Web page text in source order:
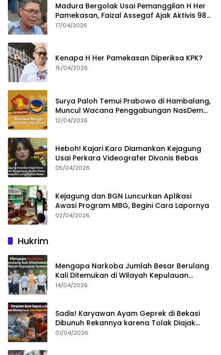
Madura Bergolak Usai Pemanggilan H Her
Pamekasan, Faizal Assegaf Ajak Aktivis 98
Bongkar Permainan KPK
17/04/2026
Kenapa H Her Pamekasan Diperiksa KPK?
15/04/2026
Surya Paloh Temui Prabowo di Hambalang,
Muncul Wacana Penggabungan NasDem
dan Gerindra
12/04/2026
Heboh! Kajari Karo Diamankan Kejagung
Usai Perkara Videografer Divonis Bebas
05/04/2026
Kejagung dan BGN Luncurkan Aplikasi
Awasi Program MBG, Begini Cara Lapornya
02/04/2026
Hukrim
Mengapa Narkoba Jumlah Besar Berulang
Kali Ditemukan di Wilayah Kepulauan
Sumenep?
14/04/2026
Sadis! Karyawan Ayam Geprek di Bekasi
Dibunuh Rekannya karena Tolak Diajak
Merampok Majikan
01/04/2026